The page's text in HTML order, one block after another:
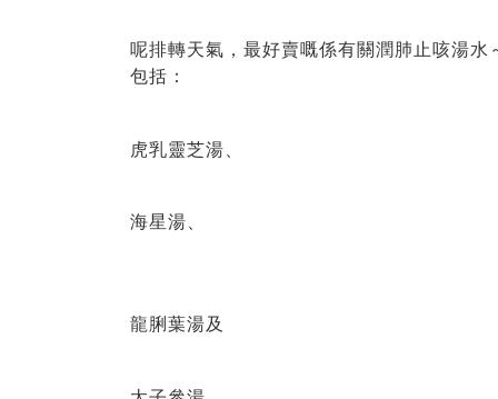
呢排轉天氣，最好賣嘅係有關潤肺止咳湯水
包括：
虎乳靈芝湯、
海星湯、
龍脷葉湯及